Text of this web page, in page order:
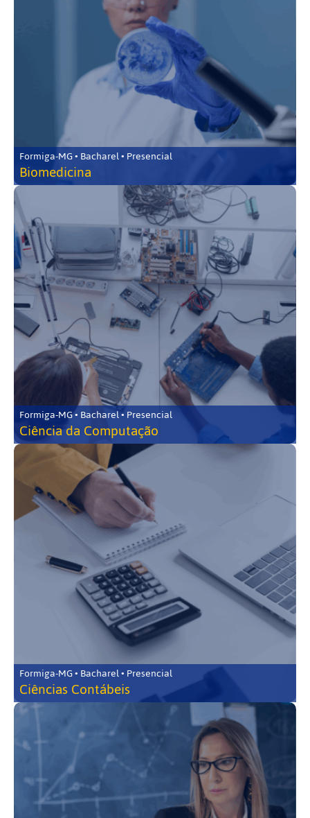
Formiga-MG • Bacharel • Presencial
Biomedicina
Formiga-MG • Bacharel • Presencial
Ciência da Computação
Formiga-MG • Bacharel • Presencial
Ciências Contábeis